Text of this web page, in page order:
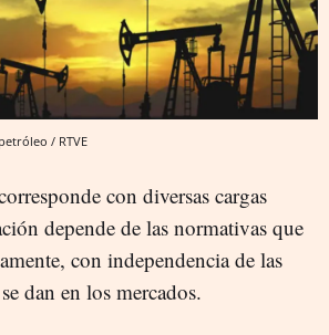
/ RTVE
con diversas cargas
depende de las normativas que
con independencia de las
dan en los mercados.